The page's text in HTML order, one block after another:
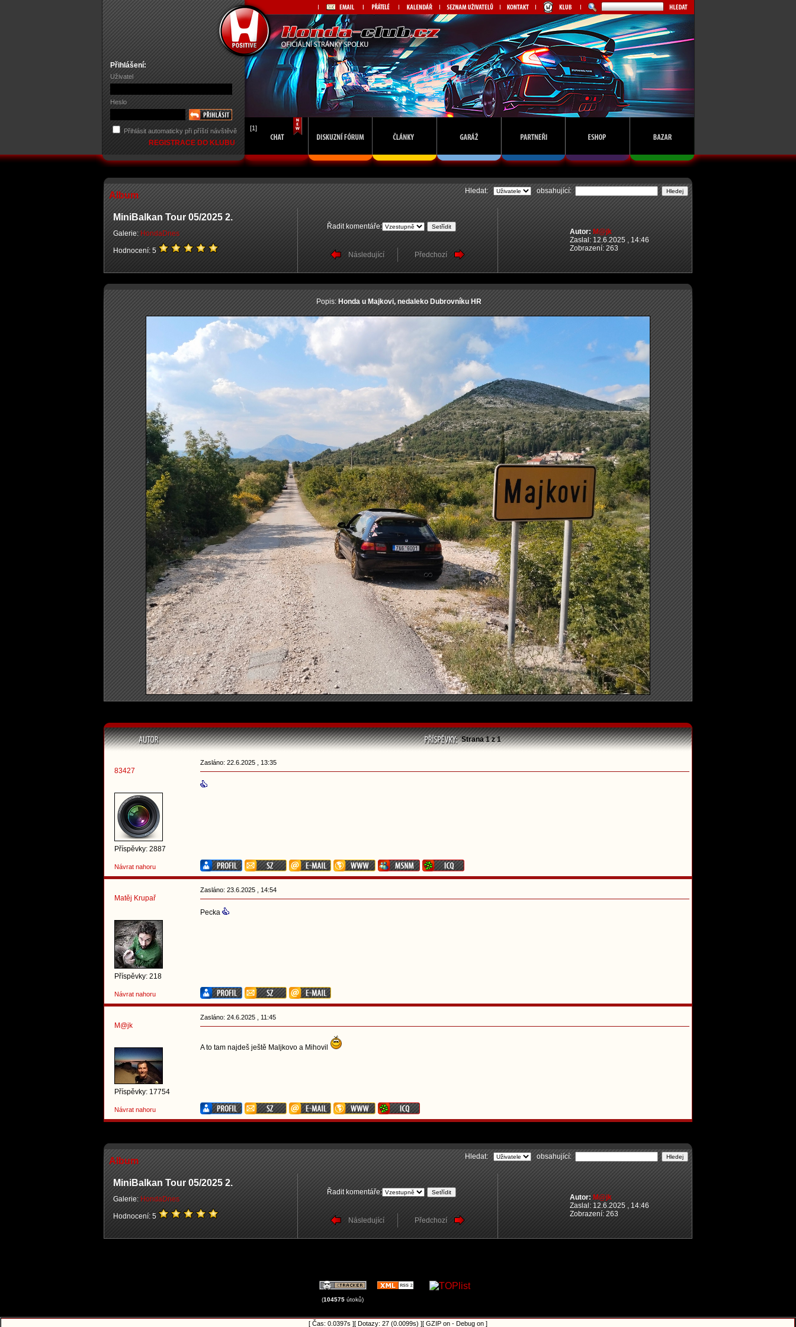
Přihlášení:
Uživatel
Heslo
Přihlásit automaticky při příští návštěvě
REGISTRACE DO KLUBU
[1]
Album Hledat: obsahující:
MiniBalkan Tour 05/2025 2.
Galerie: HondaDnes
Hodnocení: 5
Řadit komentáře:
Následující Předchozí
Autor: M@jk
Zaslal: 12.6.2025 , 14:46
Zobrazení: 263
Popis: Honda u Majkovi, nedaleko Dubrovníku HR
Strana1z1
83427
Příspěvky: 2887
Zasláno: 22.6.2025 , 13:35
Návrat nahoru
Matěj Krupař
Příspěvky: 218
Zasláno: 23.6.2025 , 14:54
Pecka
Návrat nahoru
M@jk
Příspěvky: 17754
Zasláno: 24.6.2025 , 11:45
A to tam najdeš ještě Maljkovo a Mihovil
Návrat nahoru
Album Hledat: obsahující:
MiniBalkan Tour 05/2025 2.
Galerie: HondaDnes
Hodnocení: 5
Řadit komentáře:
Následující Předchozí
Autor: M@jk
Zaslal: 12.6.2025 , 14:46
Zobrazení: 263
(104575 útoků)
[ Čas: 0.0397s ][ Dotazy: 27 (0.0099s) ][ GZIP on - Debug on ]